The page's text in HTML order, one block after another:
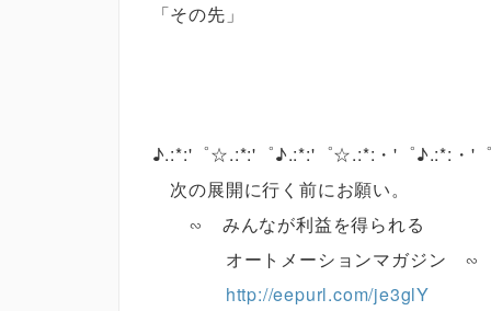
「その先」
♪.:*:'゜☆.:*:'゜♪.:*:'゜☆.:*:・'゜♪.:*:・'
次の展開に行く前にお願い。
∽ みんなが利益を得られる
オートメーションマガジン ∽
http://eepurl.com/je3glY